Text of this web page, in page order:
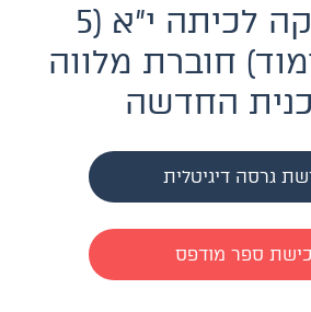
מתמטיקה לכיתה י"א (5
חוברת מלווה
החדשה
גרסה דיגיטלית
ספר מודפס